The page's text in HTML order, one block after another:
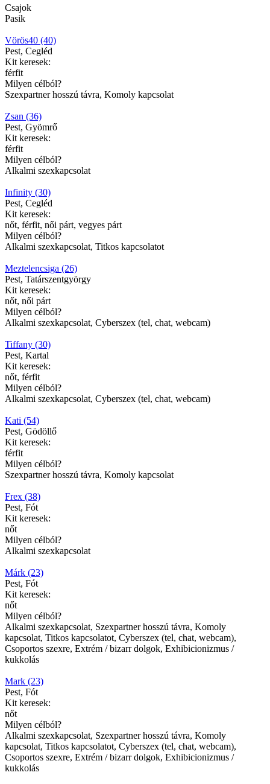
Csajok
Pasik
Vörös40 (40)
Pest, Cegléd
Kit keresek:
férfit
Milyen célból?
Szexpartner hosszú távra, Komoly kapcsolat
Zsan (36)
Pest, Gyömrő
Kit keresek:
férfit
Milyen célból?
Alkalmi szexkapcsolat
Infinity (30)
Pest, Cegléd
Kit keresek:
nőt, férfit, női párt, vegyes párt
Milyen célból?
Alkalmi szexkapcsolat, Titkos kapcsolatot
Meztelencsiga (26)
Pest, Tatárszentgyörgy
Kit keresek:
nőt, női párt
Milyen célból?
Alkalmi szexkapcsolat, Cyberszex (tel, chat, webcam)
Tiffany (30)
Pest, Kartal
Kit keresek:
nőt, férfit
Milyen célból?
Alkalmi szexkapcsolat, Cyberszex (tel, chat, webcam)
Kati (54)
Pest, Gödöllő
Kit keresek:
férfit
Milyen célból?
Szexpartner hosszú távra, Komoly kapcsolat
Frex (38)
Pest, Fót
Kit keresek:
nőt
Milyen célból?
Alkalmi szexkapcsolat
Márk (23)
Pest, Fót
Kit keresek:
nőt
Milyen célból?
Alkalmi szexkapcsolat, Szexpartner hosszú távra, Komoly
kapcsolat, Titkos kapcsolatot, Cyberszex (tel, chat, webcam),
Csoportos szexre, Extrém / bizarr dolgok, Exhibicionizmus /
kukkolás
Mark (23)
Pest, Fót
Kit keresek:
nőt
Milyen célból?
Alkalmi szexkapcsolat, Szexpartner hosszú távra, Komoly
kapcsolat, Titkos kapcsolatot, Cyberszex (tel, chat, webcam),
Csoportos szexre, Extrém / bizarr dolgok, Exhibicionizmus /
kukkolás